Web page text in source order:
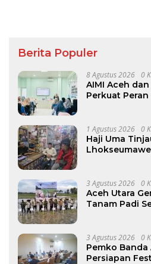
Berita Populer
8 Agustus 2026 0
AIMI Aceh
Perkuat
1 Agustus 2026 0
Haji Uma
3 Agustus 2026 0
Aceh Utara
Tanam Padi
3 Agustus 2026 0
Pemko
Persiapan